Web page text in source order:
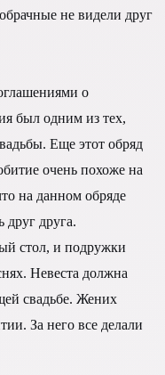
не видели друг
о
был одним из тех,
Еще этот обряд
очень похоже на
на данном обряде
друга.
стол, и подружки
Невеста должна
свадьбе. Жених
За него все делали